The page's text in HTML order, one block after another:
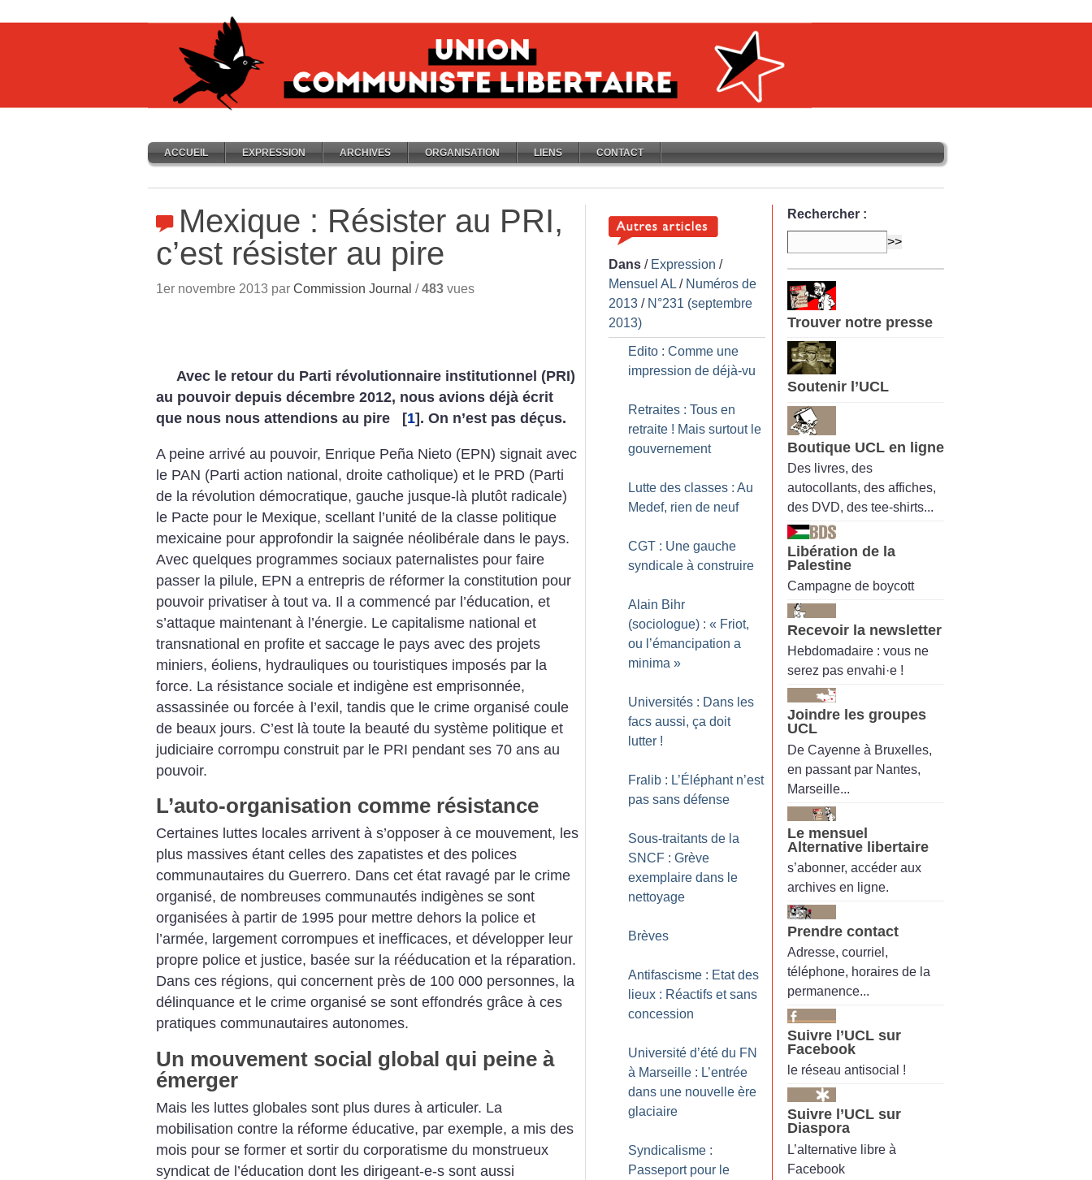
ACCUEIL EXPRESSION ARCHIVES ORGANISATION LIENS CONTACT
Mexique : Résister au PRI,
c’est résister au pire
1er novembre 2013 par Commission Journal /483 vues
Avec le retour du Parti révolutionnaire institutionnel (PRI)
au pouvoir depuis décembre 2012, nous avions déjà écrit
que nous nous attendions au pire
[1] . On n’est pas déçus.
A peine arrivé au pouvoir, Enrique Peña Nieto (EPN) signait avec
le PAN (Parti action national, droite catholique) et le PRD (Parti
de la révolution démocratique, gauche jusque-là plutôt radicale)
le Pacte pour le Mexique, scellant l’unité de la classe politique
mexicaine pour approfondir la saignée néolibérale dans le pays.
Avec quelques programmes sociaux paternalistes pour faire
passer la pilule, EPN a entrepris de réformer la constitution pour
pouvoir privatiser à tout va. Il a commencé par l’éducation, et
s’attaque maintenant à l’énergie. Le capitalisme national et
transnational en profite et saccage le pays avec des projets
miniers, éoliens, hydrauliques ou touristiques imposés par la
force. La résistance sociale et indigène est emprisonnée,
assassinée ou forcée à l’exil, tandis que le crime organisé coule
de beaux jours. C’est là toute la beauté du système politique et
judiciaire corrompu construit par le PRI pendant ses 70 ans au
pouvoir.
L’auto-organisation comme résistance
Certaines luttes locales arrivent à s’opposer à ce mouvement, les
plus massives étant celles des zapatistes et des polices
communautaires du Guerrero. Dans cet état ravagé par le crime
organisé, de nombreuses communautés indigènes se sont
organisées à partir de 1995 pour mettre dehors la police et
l’armée, largement corrompues et inefficaces, et développer leur
propre police et justice, basée sur la rééducation et la réparation.
Dans ces régions, qui concernent près de 100 000 personnes, la
délinquance et le crime organisé se sont effondrés grâce à ces
pratiques communautaires autonomes.
Un mouvement social global qui peine à
émerger
Mais les luttes globales sont plus dures à articuler. La
mobilisation contre la réforme éducative, par exemple, a mis des
mois pour se former et sortir du corporatisme du monstrueux
syndicat de l’éducation dont les dirigeant-e-s sont aussi
Dans / Expression /
Mensuel AL / Numéros de
2013 / N°231 (septembre
2013)
Edito : Comme une
impression de déjà-vu
Retraites : Tous en
retraite ! Mais surtout le
gouvernement
Lutte des classes : Au
Medef, rien de neuf
CGT : Une gauche
syndicale à construire
Alain Bihr
(sociologue) : « Friot,
ou l’émancipation a
minima »
Universités : Dans les
facs aussi, ça doit
lutter !
Fralib : L’Éléphant n’est
pas sans défense
Sous-traitants de la
SNCF : Grève
exemplaire dans le
nettoyage
Brèves
Antifascisme : Etat des
lieux : Réactifs et sans
concession
Université d’été du FN
à Marseille : L’entrée
dans une nouvelle ère
glaciaire
Syndicalisme :
Passeport pour le
Rechercher :
Trouver notre presse
Soutenir l’UCL
Boutique UCL en ligne
Des livres, des
autocollants, des affiches,
des DVD, des tee-shirts...
Libération de la
Palestine
Campagne de boycott
Recevoir la newsletter
Hebdomadaire : vous ne
serez pas envahi·e !
Joindre les groupes
UCL
De Cayenne à Bruxelles,
en passant par Nantes,
Marseille...
Le mensuel
Alternative libertaire
s’abonner, accéder aux
archives en ligne.
Prendre contact
Adresse, courriel,
téléphone, horaires de la
permanence...
Suivre l’UCL sur
Facebook
le réseau antisocial !
Suivre l’UCL sur
Diaspora
L’alternative libre à
Facebook